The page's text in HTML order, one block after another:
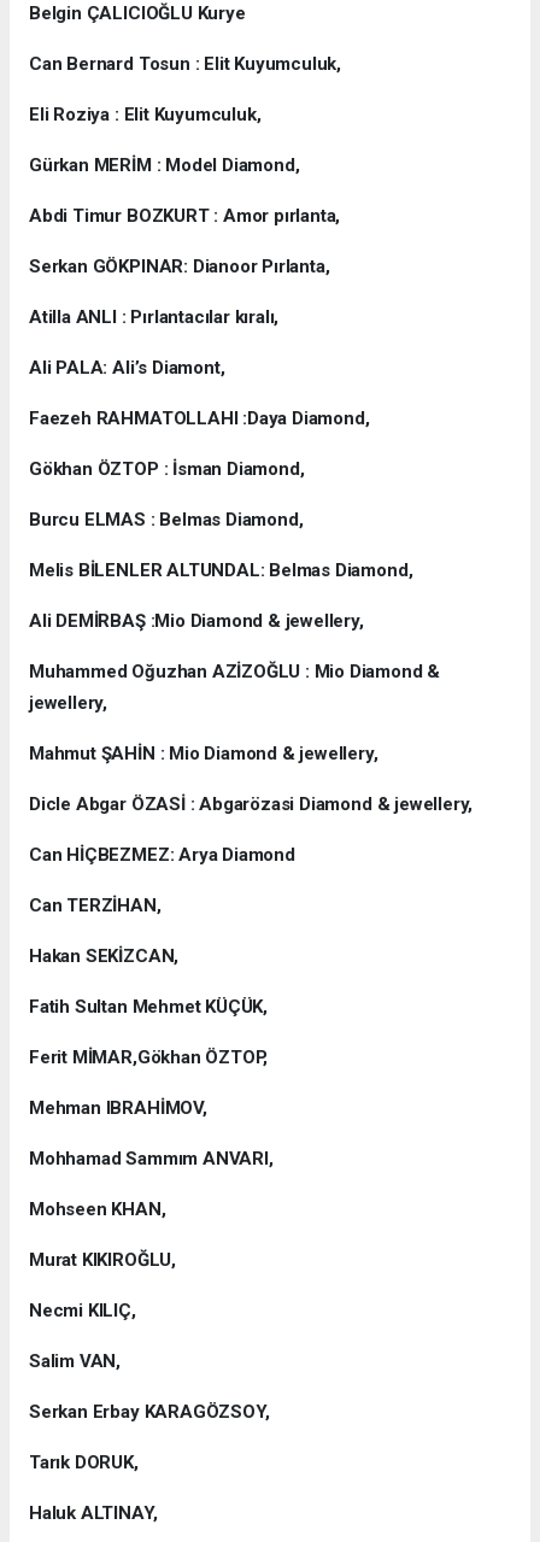
Belgin ÇALICIOĞLU Kurye
Can Bernard Tosun : Elit Kuyumculuk,
Eli Roziya : Elit Kuyumculuk,
Gürkan MERİM : Model Diamond,
Abdi Timur BOZKURT : Amor pırlanta,
Serkan GÖKPINAR: Dianoor Pırlanta,
Atilla ANLI : Pırlantacılar kıralı,
Ali PALA: Ali’s Diamont,
Faezeh RAHMATOLLAHI :Daya Diamond,
Gökhan ÖZTOP : İsman Diamond,
Burcu ELMAS : Belmas Diamond,
Melis BİLENLER ALTUNDAL: Belmas Diamond,
Ali DEMİRBAŞ :Mio Diamond & jewellery,
Muhammed Oğuzhan AZİZOĞLU : Mio Diamond &
jewellery,
Mahmut ŞAHİN : Mio Diamond & jewellery,
Dicle Abgar ÖZASİ : Abgarözasi Diamond & jewellery,
Can HİÇBEZMEZ: Arya Diamond
Can TERZİHAN,
Hakan SEKİZCAN,
Fatih Sultan Mehmet KÜÇÜK,
Ferit MİMAR,Gökhan ÖZTOP,
Mehman IBRAHİMOV,
Mohhamad Sammım ANVARI,
Mohseen KHAN,
Murat KIKIROĞLU,
Necmi KILIÇ,
Salim VAN,
Serkan Erbay KARAGÖZSOY,
Tarık DORUK,
Haluk ALTINAY,